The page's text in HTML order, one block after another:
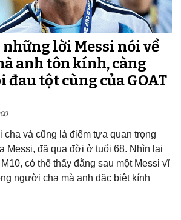
những lời Messi nói về
anh tôn kính, càng
đau tột cùng của GOAT
và cũng là điểm tựa quan trọng
Messi, đã qua đời ở tuổi 68. Nhìn lại
có thể thấy đằng sau một Messi vĩ
người cha mà anh đặc biệt kính